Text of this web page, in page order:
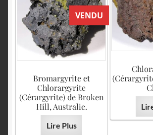
VENDU
Bromargyrite et
Chlorargyrite
(Cérargyrite) de Broken
Hill, Australie.
Lire Plus